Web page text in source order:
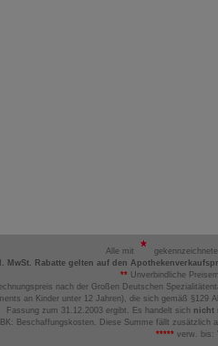
Alle mit
MwSt. Rabatte gelten auf den
**Unverbindliche
nach der Großen Deutschen
an Kinder unter 12 Jahren), die sich gemäß
Fassung zum 31.12.2003 ergibt. Es handelt sich nicht
BK: Beschaffungskosten. Diese Summe fällt zusätzlich
***** verw. bis: